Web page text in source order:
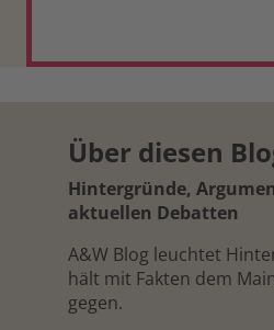
Über diesen
Hintergründe,
aktuellen Debatten
A&W Blog leuchtet
hält mit Fakten dem
gegen.